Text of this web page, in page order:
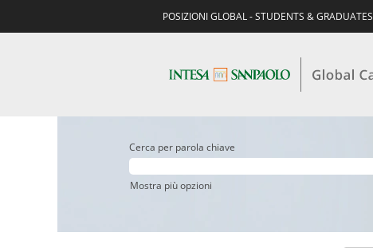
POSIZIONI GLOBAL - STUDENTS & GRADUATES
Cerca per parola chiave
Mostra più opzioni